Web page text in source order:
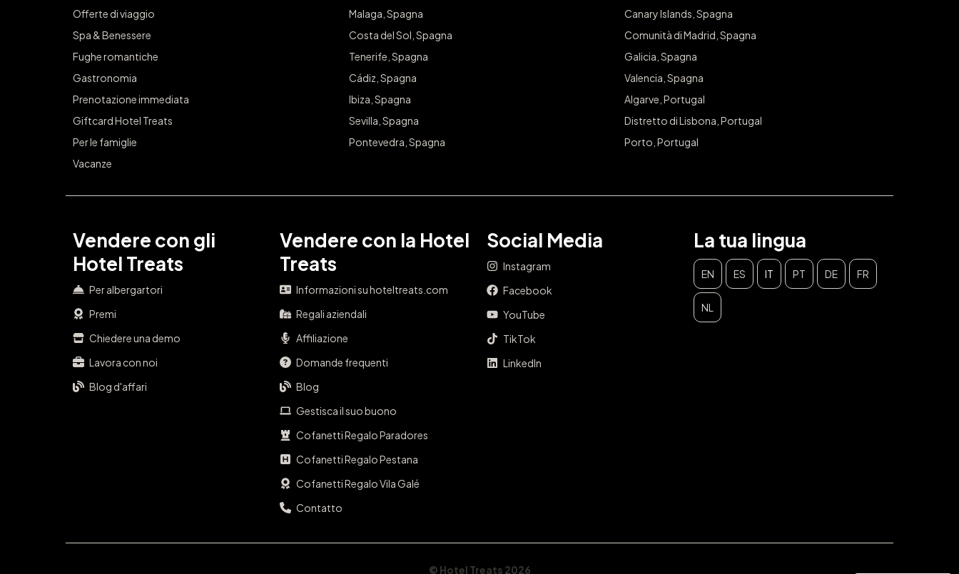
Offerte di viaggio
Spa & Benessere
Fughe romantiche
Gastronomia
Prenotazione immediata
Giftcard Hotel Treats
Per le famiglie
Vacanze
Malaga, Spagna
Costa del Sol, Spagna
Tenerife, Spagna
Cádiz, Spagna
Ibiza, Spagna
Sevilla, Spagna
Pontevedra, Spagna
Canary Islands, Spagna
Comunità di Madrid, Spagna
Galicia, Spagna
Valencia, Spagna
Algarve, Portugal
Distretto di Lisbona, Portugal
Porto, Portugal
Vendere con gli
Hotel Treats
Per albergartori
Premi
Chiedere una demo
Lavora con noi
Blog d'affari
Vendere con la Hotel
Treats
Informazioni su hoteltreats.com
Regali aziendali
Affiliazione
Domande frequenti
Blog
Gestisca il suo buono
Cofanetti Regalo Paradores
Cofanetti Regalo Pestana
Cofanetti Regalo Vila Galé
Contatto
Social Media
Instagram
Facebook
YouTube
TikTok
LinkedIn
La tua lingua
EN ES IT PT DE FR
NL
© Hotel Treats 2026